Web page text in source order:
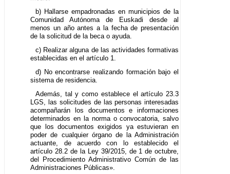
b) Hallarse empadronadas en municipios de la
Comunidad Autónoma de Euskadi desde al
menos un año antes a la fecha de presentación
de la solicitud de la beca o ayuda.
c) Realizar alguna de las actividades formativas
establecidas en el artículo 1.
d) No encontrarse realizando formación bajo el
sistema de residencia.
Además, tal y como establece el artículo 23.3
LGS, las solicitudes de las personas interesadas
acompañarán los documentos e informaciones
determinados en la norma o convocatoria, salvo
que los documentos exigidos ya estuvieran en
poder de cualquier órgano de la Administración
actuante, de acuerdo con lo establecido el
artículo 28.2 de la Ley 39/2015, de 1 de octubre,
del Procedimiento Administrativo Común de las
Administraciones Públicas».